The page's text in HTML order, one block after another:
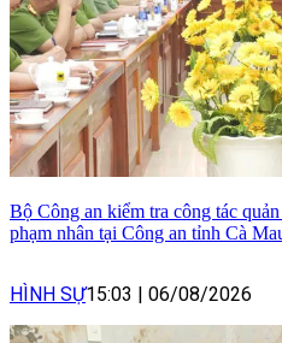
Bộ Công an kiểm tra công tác
phạm nhân tại Công an tỉnh Cà
HÌNH SỰ15:03 06/08/2026